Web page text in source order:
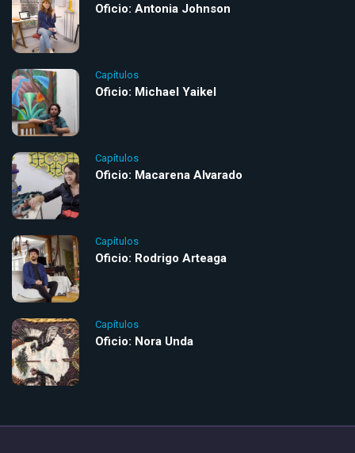
Oficio: Antonia Johnson
Capítulos
Oficio: Michael Yaikel
Capítulos
Oficio: Macarena Alvarado
Capítulos
Oficio: Rodrigo Arteaga
Capítulos
Oficio: Nora Unda